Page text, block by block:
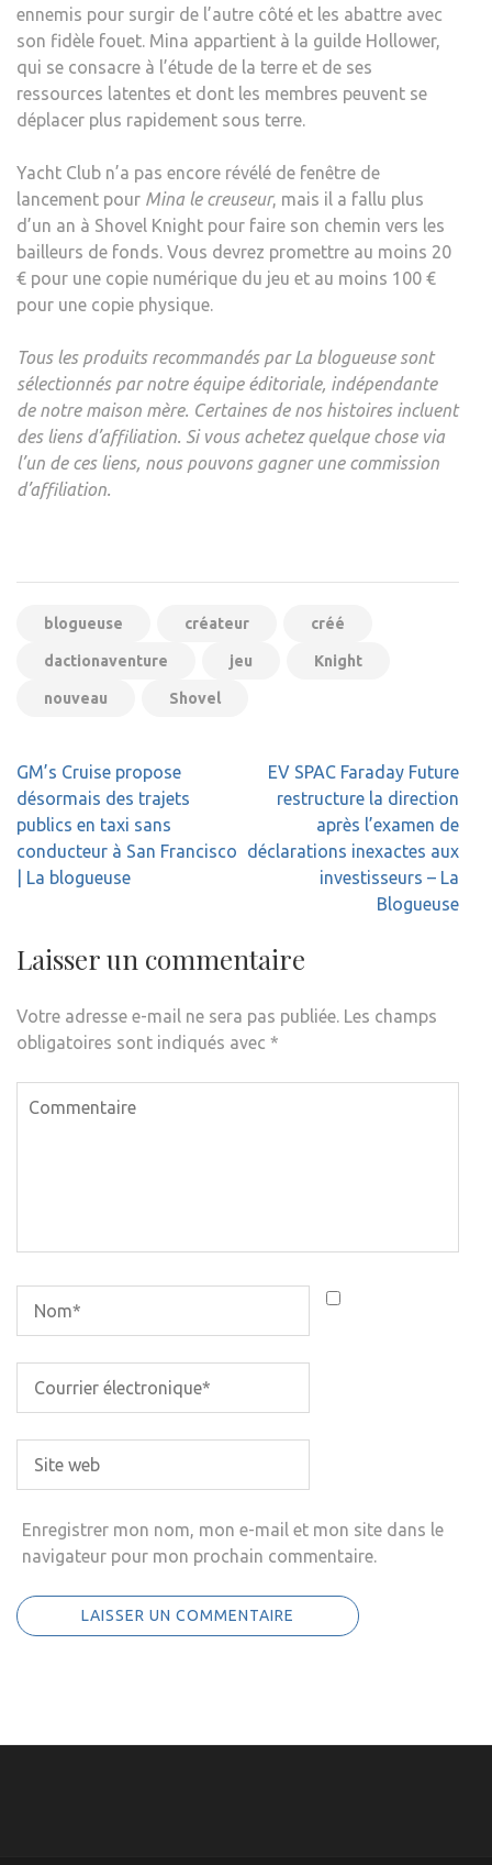
ennemis pour surgir de l’autre côté et les abattre avec
son fidèle fouet. Mina appartient à la guilde Hollower,
qui se consacre à l’étude de la terre et de ses
ressources latentes et dont les membres peuvent se
déplacer plus rapidement sous terre.
Yacht Club n’a pas encore révélé de fenêtre de
lancement pour Mina le creuseur, mais il a fallu plus
d’un an à Shovel Knight pour faire son chemin vers les
bailleurs de fonds. Vous devrez promettre au moins 20
€ pour une copie numérique du jeu et au moins 100 €
pour une copie physique.
Tous les produits recommandés par La blogueuse sont
sélectionnés par notre équipe éditoriale, indépendante
de notre maison mère. Certaines de nos histoires incluent
des liens d’affiliation. Si vous achetez quelque chose via
l’un de ces liens, nous pouvons gagner une commission
d’affiliation.
blogueuse créateur créé
dactionaventure jeu Knight
nouveau Shovel
Navigation
de
l’article
GM’s Cruise propose
désormais des trajets
publics en taxi sans
conducteur à San Francisco
| La blogueuse
EV SPAC Faraday Future
restructure la direction
après l’examen de
déclarations inexactes aux
investisseurs – La
Blogueuse
Laisser un commentaire
Votre adresse e-mail ne sera pas publiée. Les champs
obligatoires sont indiqués avec *
Enregistrer mon nom, mon e-mail et mon site dans le
navigateur pour mon prochain commentaire.